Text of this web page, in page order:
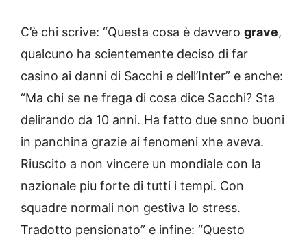
C’è chi scrive: “Questa cosa è davvero grave,
qualcuno ha scientemente deciso di far
casino ai danni di Sacchi e dell’Inter” e anche:
“Ma chi se ne frega di cosa dice Sacchi? Sta
delirando da 10 anni. Ha fatto due snno buoni
in panchina grazie ai fenomeni xhe aveva.
Riuscito a non vincere un mondiale con la
nazionale piu forte di tutti i tempi. Con
squadre normali non gestiva lo stress.
Tradotto pensionato” e infine: “Questo